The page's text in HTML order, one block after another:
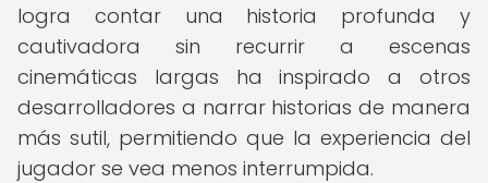
logra contar una historia profunda y
cautivadora sin recurrir a escenas
cinemáticas largas ha inspirado a otros
desarrolladores a narrar historias de manera
más sutil, permitiendo que la experiencia del
jugador se vea menos interrumpida.